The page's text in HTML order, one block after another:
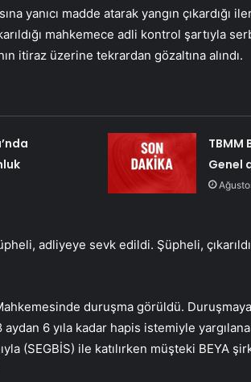
yanıcı madde atarak yangın çıkardığı
mahkemece adli kontrol şartıyla
itiraz üzerine tekrardan gözaltına alındı.
TBMM
Genel
adliyeye sevk edildi. Şüpheli,
duruşma görüldü. Duruşmaya
6 yıla kadar hapis istemiyle
(SEGBİS) ile katılırken müşteki BEYA